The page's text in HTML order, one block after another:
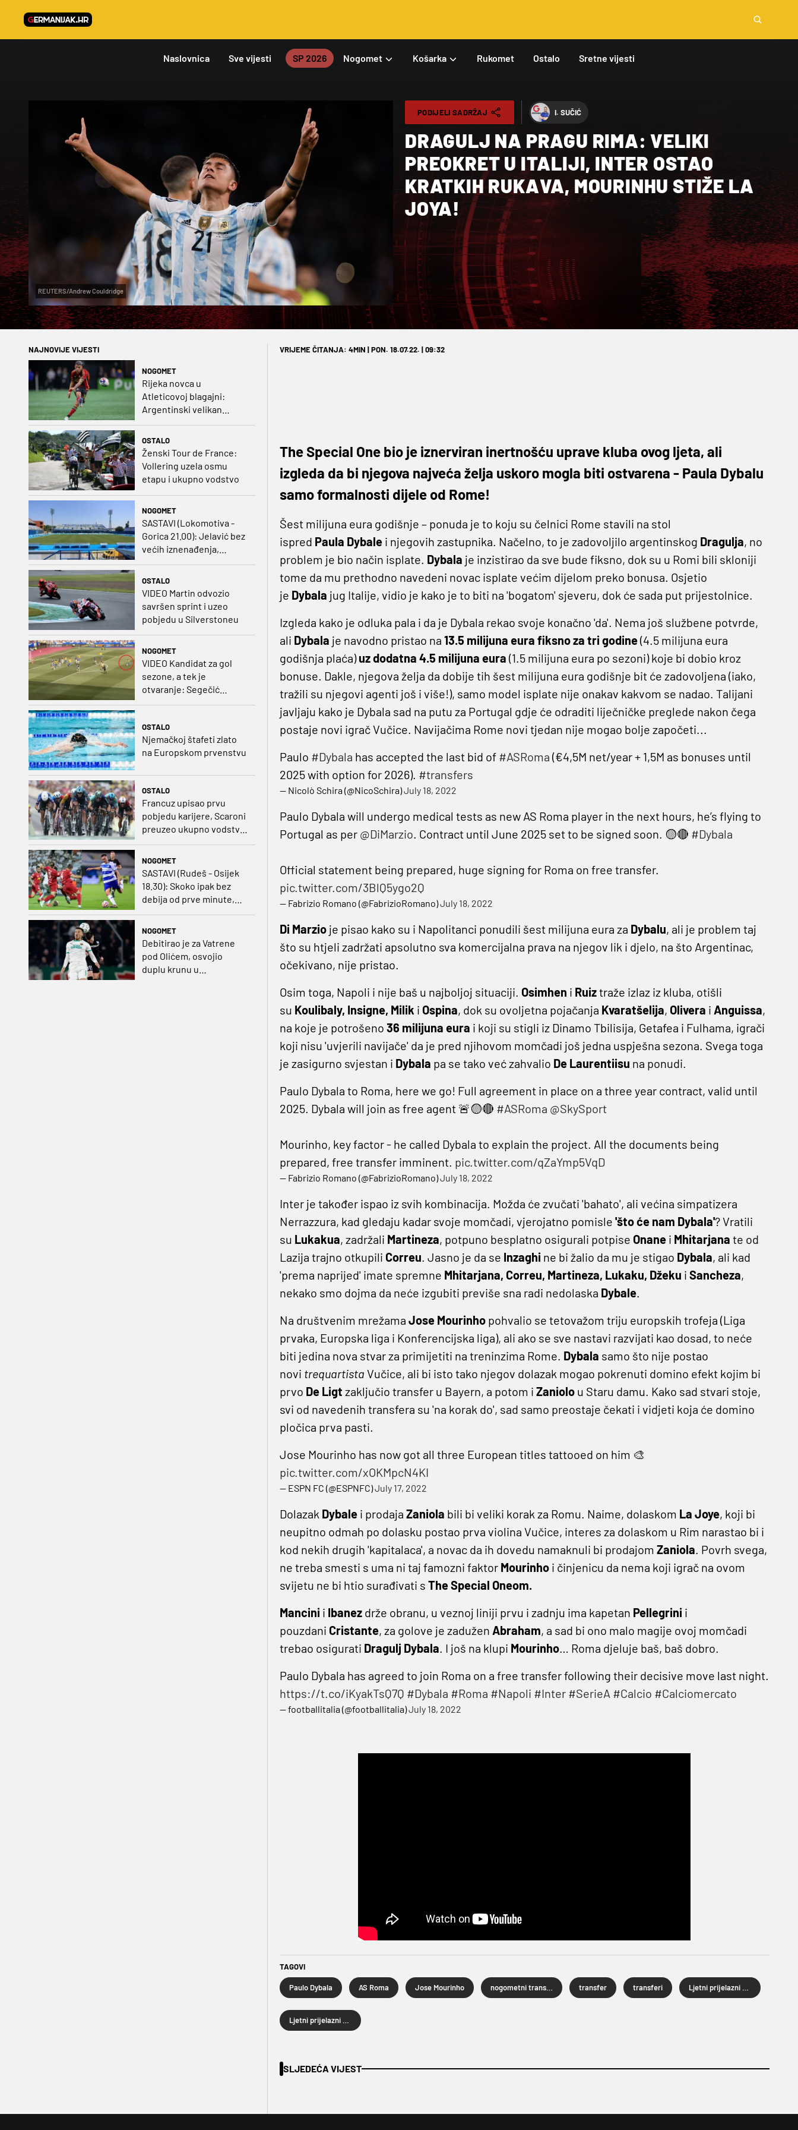
Naslovnica Sve vijesti SP 2026 Nogomet Košarka Rukomet Ostalo Sretne vijesti
REUTERS/Andrew Couldridge
PODIJELI SADRŽAJ I. SUČIĆ
DRAGULJ NA PRAGU RIMA: VELIKI
PREOKRET U ITALIJI, INTER OSTAO
KRATKIH RUKAVA, MOURINHU STIŽE LA
JOYA!
NAJNOVIJE VIJESTI
NOGOMET
Rijeka novca u
Atleticovoj blagajni:
Argentinski velikan
OSTALO
Ženski Tour de France:
Vollering uzela osmu
etapu i ukupno vodstvo
NOGOMET
SASTAVI (Lokomotiva -
Gorica 21.00): Jelavić bez
većih iznenađenja,
Carević u vatru gurnuo
OSTALO
VIDEO Martin odvozio
savršen sprint i uzeo
pobjedu u Silverstoneu
NOGOMET
VIDEO Kandidat za gol
sezone, a tek je
otvaranje: Segečić
OSTALO
Njemačkoj štafeti zlato
na Europskom prvenstvu
OSTALO
Francuz upisao prvu
pobjedu karijere, Scaroni
preuzeo ukupno vodstvo
u Poljskoj
NOGOMET
SASTAVI (Rudeš - Osijek
18.30): Skoko ipak bez
debija od prve minute,
prvo kolo
NOGOMET
Debitirao je za Vatrene
pod Olićem, osvojio
duplu krunu u
VRIJEME ČITANJA: 4MIN | PON. 18.07.22. | 09:32
The Special One bio je iznerviran inertnošću uprave kluba ovog ljeta, ali
izgleda da bi njegova najveća želja uskoro mogla biti ostvarena - Paula Dybalu
samo formalnosti dijele od Rome!
Šest milijuna eura godišnje – ponuda je to koju su čelnici Rome stavili na stol
ispred Paula Dybalei njegovih zastupnika. Načelno, to je zadovoljilo argentinskog Dragulja, no
problem je bio način isplate. Dybala je inzistirao da sve bude fiksno, dok su u Romi bili skloniji
tome da mu prethodno navedeni novac isplate većim dijelom preko bonusa. Osjetio
je Dybala jug Italije, vidio je kako je to biti na 'bogatom' sjeveru, dok će sada put prijestolnice.
Izgleda kako je odluka pala i da je Dybala rekao svoje konačno 'da'. Nema još službene potvrde,
ali Dybala je navodno pristao na 13.5 milijuna eura fiksno za tri godine(4.5 milijuna eura
godišnja plaća)uz dodatna 4.5 milijuna eura (1.5 milijuna eura po sezoni) koje bi dobio kroz
bonuse. Dakle, njegova želja da dobije tih šest milijuna eura godišnje bit će zadovoljena (iako,
tražili su njegovi agenti još i više!), samo model isplate nije onakav kakvom se nadao. Talijani
javljaju kako je Dybala sad na putu za Portugal gdje će odraditi liječničke preglede nakon čega
postaje novi igrač Vučice. Navijačima Rome novi tjedan nije mogao bolje započeti...
Paulo #Dybala has accepted the last bid of #ASRoma (€4,5M net/year + 1,5M as bonuses until
2025 with option for 2026). #transfers
— Nicolò Schira (@NicoSchira)July 18, 2022
Paulo Dybala will undergo medical tests as new AS Roma player in the next hours, he’s flying to
Portugal as per @DiMarzio. Contract until June 2025 set to be signed soon. 🟡🔴 #Dybala
Official statement being prepared, huge signing for Roma on free transfer.
pic.twitter.com/3BlQ5ygo2Q
— Fabrizio Romano (@FabrizioRomano)July 18, 2022
Di Marzioje pisao kako su i Napolitanci ponudili šest milijuna eura za Dybalu, ali je problem taj
što su htjeli zadržati apsolutno sva komercijalna prava na njegov lik i djelo, na što Argentinac,
očekivano, nije pristao.
Osim toga, Napoli i nije baš u najboljoj situaciji. Osimhen i Ruiztraže izlaz iz kluba, otišli
su Koulibaly, Insigne, Milik i Ospina, dok su ovoljetna pojačanja Kvaratšelija, Olivera i Anguissa,
na koje je potrošeno 36 milijuna eura i koji su stigli iz Dinamo Tbilisija, Getafea i Fulhama, igrači
koji nisu 'uvjerili navijače' da je pred njihovom momčadi još jedna uspješna sezona. Svega toga
je zasigurno svjestan i Dybala pa se tako već zahvalio De Laurentiisu na ponudi.
Paulo Dybala to Roma, here we go! Full agreement in place on a three year contract, valid until
2025. Dybala will join as free agent 🚨🟡🔴 #ASRoma @SkySport
Mourinho, key factor - he called Dybala to explain the project. All the documents being
prepared, free transfer imminent. pic.twitter.com/qZaYmp5VqD
— Fabrizio Romano (@FabrizioRomano)July 18, 2022
Inter je također ispao iz svih kombinacija. Možda će zvučati 'bahato', ali većina simpatizera
Nerrazzura, kad gledaju kadar svoje momčadi, vjerojatno pomisle 'što će nam Dybala'? Vratili
su Lukakua, zadržali Martineza, potpuno besplatno osigurali potpise Onanei Mhitarjana te od
Lazija trajno otkupili Correu. Jasno je da se Inzaghi ne bi žalio da mu je stigao Dybala, ali kad
'prema naprijed' imate spremne Mhitarjana, Correu, Martineza, Lukaku, Džeku i Sancheza,
nekako smo dojma da neće izgubiti previše sna radi nedolaska Dybale.
Na društvenim mrežama Jose Mourinhopohvalio se tetovažom triju europskih trofeja (Liga
prvaka, Europska liga i Konferencijska liga), ali ako se sve nastavi razvijati kao dosad, to neće
biti jedina nova stvar za primijetiti na treninzima Rome. Dybala samo što nije postao
novi trequartista Vučice, ali bi isto tako njegov dolazak mogao pokrenuti domino efekt kojim bi
prvo De Ligt zaključio transfer u Bayern, a potom i Zaniolou Staru damu. Kako sad stvari stoje,
svi od navedenih transfera su 'na korak do', sad samo preostaje čekati i vidjeti koja će domino
pločica prva pasti.
Jose Mourinho has now got all three European titles tattooed on him 🎨
pic.twitter.com/xOKMpcN4KI
— ESPN FC (@ESPNFC)July 17, 2022
Dolazak Dybalei prodaja Zaniola bili bi veliki korak za Romu. Naime, dolaskom La Joye, koji bi
neupitno odmah po dolasku postao prva violina Vučice, interes za dolaskom u Rim narastao bi i
kod nekih drugih 'kapitalaca', a novac da ih dovedu namaknuli bi prodajom Zaniola. Povrh svega,
ne treba smesti s uma ni taj famozni faktor Mourinhoi činjenicu da nema koji igrač na ovom
svijetu ne bi htio surađivati s The Special Oneom.
Mancini i Ibanezdrže obranu, u veznoj liniji prvu i zadnju ima kapetan Pellegrini i
pouzdani Cristante, za golove je zadužen Abraham, a sad bi ono malo magije ovoj momčadi
trebao osigurati Dragulj Dybala. I još na klupi Mourinho… Roma djeluje baš, baš dobro.
Paulo Dybala has agreed to join Roma on a free transfer following their decisive move last night.
https://t.co/iKyakTsQ7Q #Dybala #Roma #Napoli #Inter #SerieA #Calcio #Calciomercato
— footballitalia (@footballitalia)July 18, 2022
TAGOVI
Paulo Dybala AS Roma Jose Mourinho nogometni transferi transfer transferi Ljetni prijelazni rok
Ljetni prijelazni rok 2022.
SLJEDEĆA VIJEST